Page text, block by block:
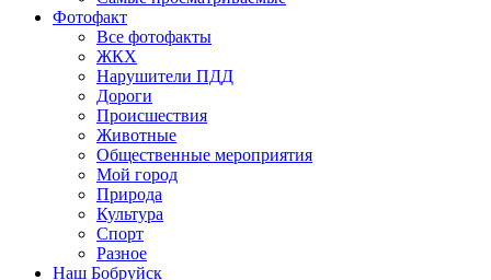
Фотофакт
Все фотофакты
ЖКХ
Нарушители ПДД
Дороги
Происшествия
Животные
Общественные мероприятия
Мой город
Природа
Культура
Спорт
Разное
Наш Бобруйск